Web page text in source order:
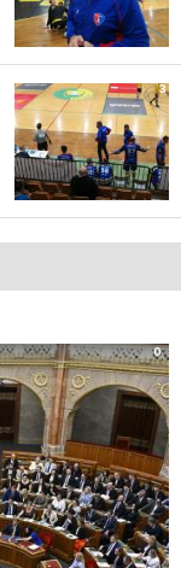
3
0